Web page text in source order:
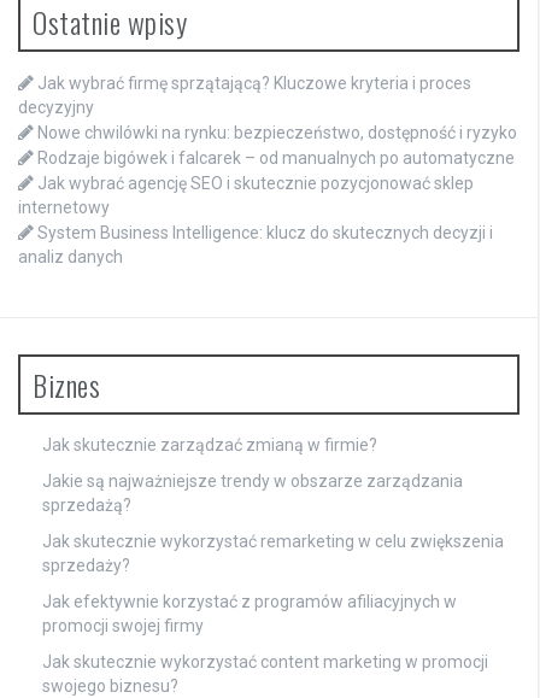
Ostatnie wpisy
Jak wybrać firmę sprzątającą? Kluczowe kryteria i proces
decyzyjny
Nowe chwilówki na rynku: bezpieczeństwo, dostępność i ryzyko
Rodzaje bigówek i falcarek – od manualnych po automatyczne
Jak wybrać agencję SEO i skutecznie pozycjonować sklep
internetowy
System Business Intelligence: klucz do skutecznych decyzji i
analiz danych
Biznes
Jak skutecznie zarządzać zmianą w firmie?
Jakie są najważniejsze trendy w obszarze zarządzania
sprzedażą?
Jak skutecznie wykorzystać remarketing w celu zwiększenia
sprzedaży?
Jak efektywnie korzystać z programów afiliacyjnych w
promocji swojej firmy
Jak skutecznie wykorzystać content marketing w promocji
swojego biznesu?